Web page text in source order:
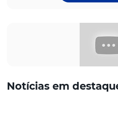
Notícias em